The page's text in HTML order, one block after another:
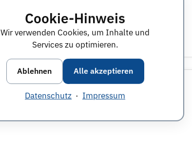
Cookie-Hinweis
Wir verwenden Cookies, um Inhalte und
Services zu optimieren.
Ablehnen Alle akzeptieren
Datenschutz · Impressum